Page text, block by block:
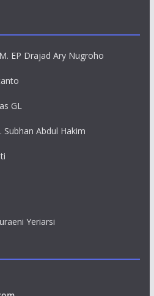
EP Drajad Ary Nugroho
GL
Subhan Abdul Hakim
Yeriarsi